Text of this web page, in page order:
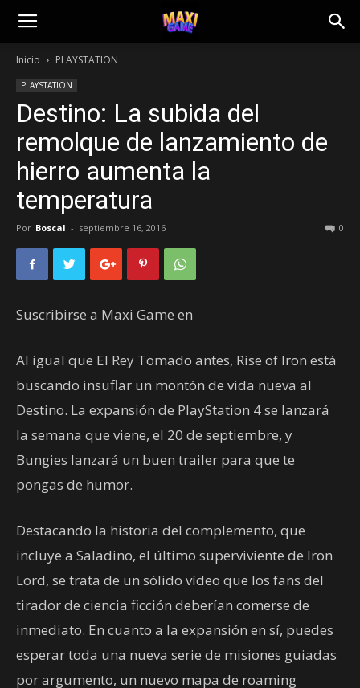
Inicio PLAYSTATION
PLAYSTATION
Destino: La subida del
remolque de lanzamiento de
hierro aumenta la
temperatura
Por Boscal - septiembre 16, 2016 0
Suscribirse a Maxi Game en
Al igual que El Rey Tomado antes, Rise of Iron está
buscando insuflar un montón de vida nueva al
Destino. La expansión de PlayStation 4 se lanzará
la semana que viene, el 20 de septiembre, y
Bungies lanzará un buen trailer para que te
pongas de humor.
Destacando la historia del complemento, que
incluye a Saladino, el último superviviente de Iron
Lord, se trata de un sólido vídeo que los fans del
tirador de ciencia ficción deberían comerse de
inmediato. En cuanto a la expansión en sí, puedes
esperar toda una nueva serie de misiones guiadas
por argumento, un nuevo mapa de roaming